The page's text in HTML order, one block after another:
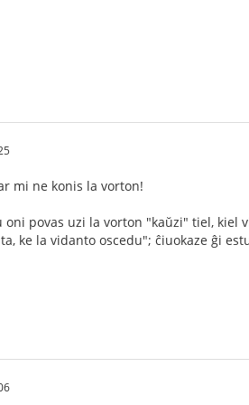
mi ne konis la vorton!
oni povas uzi la vorton "kaŭzi" tiel,
ke la vidanto oscedu"; ĉiuokaze ĝi